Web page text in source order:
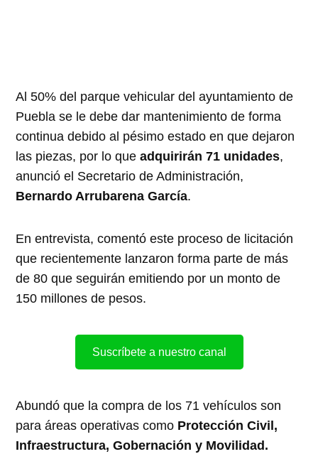
Al 50% del parque vehicular del ayuntamiento de
Puebla se le debe dar mantenimiento de forma
continua debido al pésimo estado en que dejaron
las piezas, por lo queadquirirán 71 unidades,
anunció el Secretario de Administración,
Bernardo Arrubarena García.
En entrevista, comentó este proceso de licitación
que recientemente lanzaron forma parte de más
de 80 que seguirán emitiendo por un monto de
150 millones de pesos.
Suscríbete a nuestro canal
Abundó que la compra de los 71 vehículos son
para áreas operativas como Protección Civil,
Infraestructura, Gobernación y Movilidad.